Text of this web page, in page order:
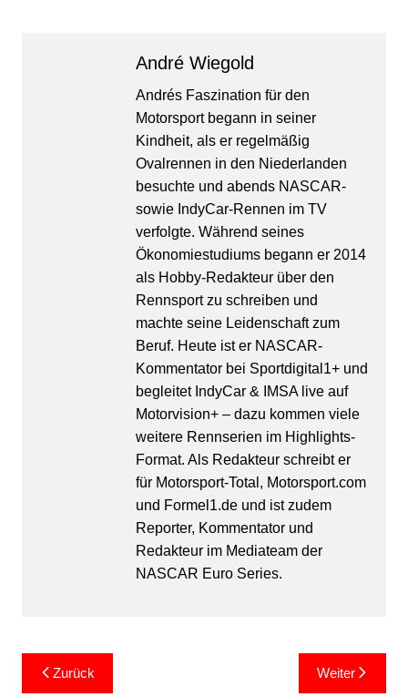
André Wiegold
Andrés Faszination für den
Motorsport begann in seiner
Kindheit, als er regelmäßig
Ovalrennen in den Niederlanden
besuchte und abends NASCAR-
sowie IndyCar-Rennen im TV
verfolgte. Während seines
Ökonomiestudiums begann er 2014
als Hobby-Redakteur über den
Rennsport zu schreiben und
machte seine Leidenschaft zum
Beruf. Heute ist er NASCAR-
Kommentator bei Sportdigital1+ und
begleitet IndyCar & IMSA live auf
Motorvision+ – dazu kommen viele
weitere Rennserien im Highlights-
Format. Als Redakteur schreibt er
für Motorsport-Total, Motorsport.com
und Formel1.de und ist zudem
Reporter, Kommentator und
Redakteur im Mediateam der
NASCAR Euro Series.
Beitragsnavigation
Zurück Weiter